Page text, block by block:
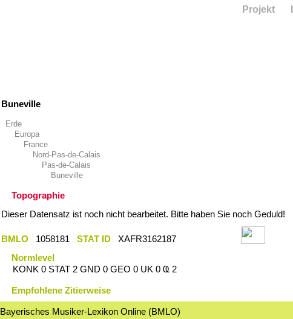
Buneville
Erde
Europa
France
Nord-Pas-de-Calais
Pas-de-Calais
Buneville
Topographie
Dieser Datensatz ist noch nicht bearbeitet. Bitte haben Sie noch Geduld!
BMLO 1058181 STAT ID
XAFR3162187
Normlevel
KONK 0 STAT 2 GND 0 GEO 0 UK 0 Ҩ 2
Empfohlene Zitierweise
Bayerisches Musiker-Lexikon Online (BMLO)
Projekt